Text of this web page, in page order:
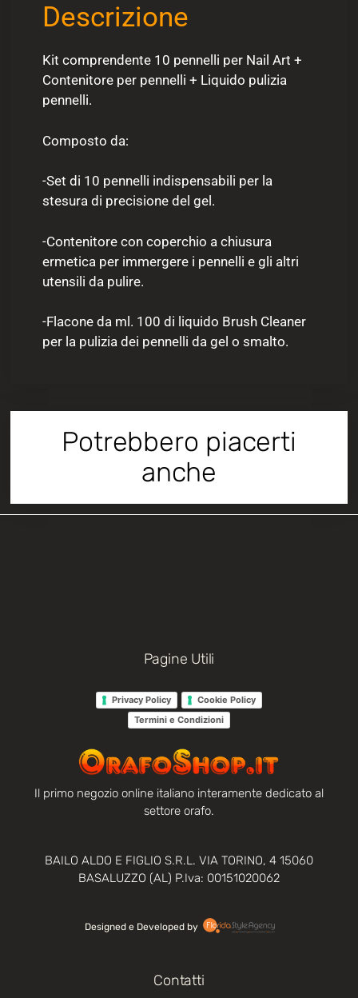
Descrizione
Kit comprendente 10 pennelli per Nail Art +
Contenitore per pennelli + Liquido pulizia
pennelli.
Composto da:
-Set di 10 pennelli indispensabili per la
stesura di precisione del gel.
-Contenitore con coperchio a chiusura
ermetica per immergere i pennelli e gli altri
utensili da pulire.
-Flacone da ml. 100 di liquido Brush Cleaner
per la pulizia dei pennelli da gel o smalto.
Potrebbero piacerti
anche
Pagine Utili
Privacy Policy
Cookie Policy
Termini e Condizioni
Il primo negozio online italiano interamente dedicato al
settore orafo.
BAILO ALDO E FIGLIO S.R.L. VIA TORINO, 4 15060
BASALUZZO (AL) P.Iva: 00151020062
Contatti